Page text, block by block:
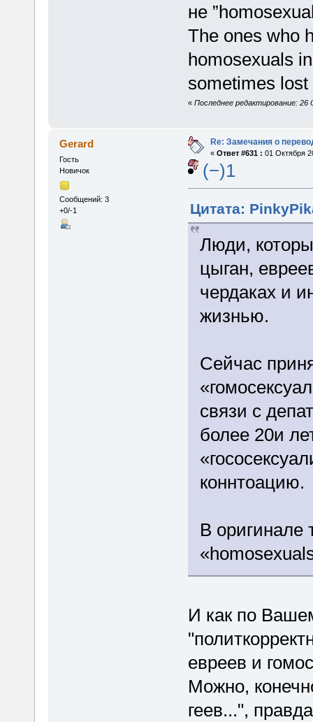
не
The ones who
homosexuals
sometimes
« Последнее редактирование: 26
Gerard
Гость
Новичок
Сообщений: 3
+0/-1
Re: Замечания о
« Ответ #631 : 01 Октября
(−)1
Цитата:
Люди,
цыган,
чердаках и
жизнью.
Сейчас
связи с
более 20и
коннтоацию.
В оригинале
И как по
евреев и
Можно,
геев...",